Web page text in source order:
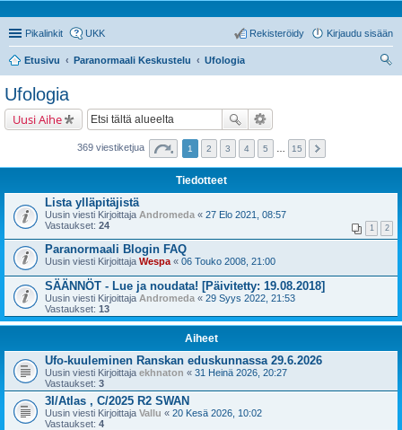
Pikalinkit UKK Kirjaudu sisään
Rekisteröidy
Etusivu Paranormaali Keskustelu
Ufologia
Ufologia
Uusi Aihe
369 viestiketjua 1 2 3 4 5 15
Tiedotteet
Lista ylläpitäjistä
Uusin viesti Kirjoittaja Andromeda « 27 Elo 2021, 08:57
Vastaukset: 24 1 2
Paranormaali Blogin FAQ
Uusin viesti Kirjoittaja Wespa « 06 Touko 2008, 21:00
SÄÄNNÖT - Lue ja noudata! [Päivitetty: 19.08.2018]
Uusin viesti Kirjoittaja Andromeda « 29 Syys 2022, 21:53
Vastaukset: 13
Aiheet
Ufo-kuuleminen Ranskan eduskunnassa 29.6.2026
Uusin viesti Kirjoittaja ekhnaton « 31 Heinä 2026, 20:27
Vastaukset: 3
3I/Atlas , C/2025 R2 SWAN
Uusin viesti Kirjoittaja Vallu « 20 Kesä 2026, 10:02
Vastaukset: 4